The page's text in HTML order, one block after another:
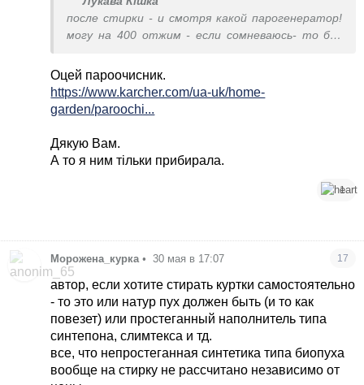
после стирки - и смотря какой парогенератор!
могу на 400 отжим - если сомневаюсь- то без
стекает в ванной
Оцей пароочисник.
https://www.karcher.com/ua-uk/home-
garden/paroochi...
Дякую Вам.
А то я ним тільки прибирала.
1
Морожена_курка • 30 мая в 17:07 17
автор, если хотите стирать куртки самостоятельно
- то это или натур пух должен быть (и то как
повезет) или простеганный наполнитель типа
синтепона, слимтекса и тд.
все, что непростеганная синтетика типа биопуха
вообще на стирку не рассчитано независимо от